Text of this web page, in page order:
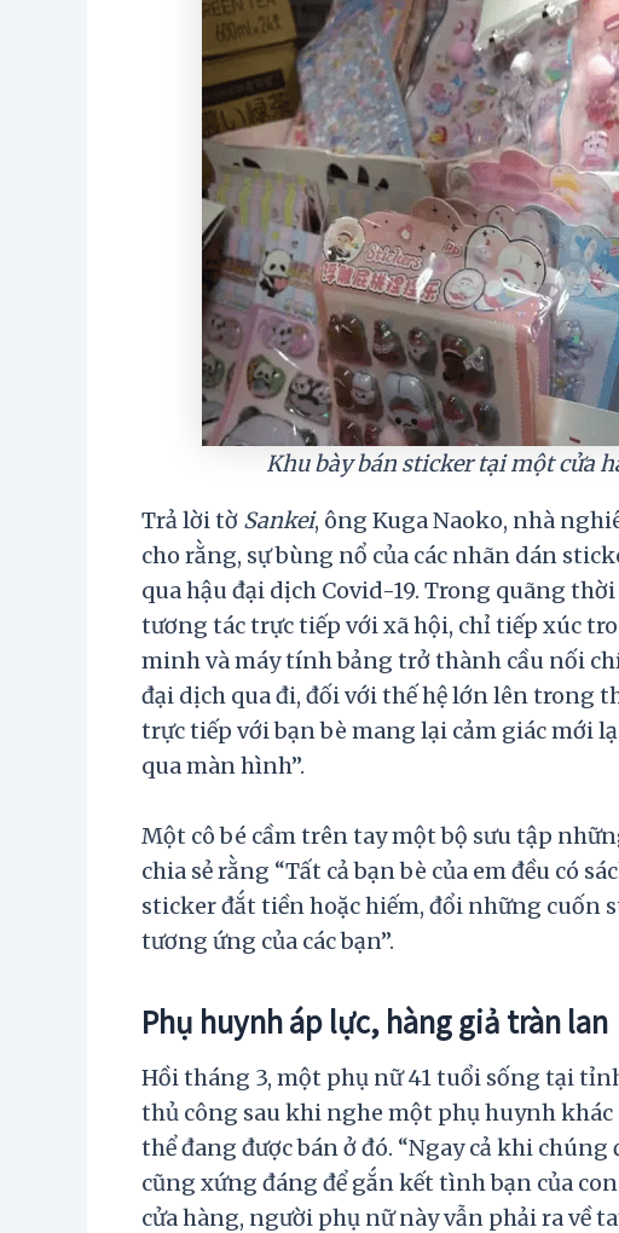
Khu bày bán sticker tại một cửa
Trả lời tờ Sankei, ông Kuga Naoko, nhà
cho rằng, sự bùng nổ của các nhãn dán
qua hậu đại dịch Covid-19. Trong quãng
tương tác trực tiếp với xã hội, chỉ tiếp xúc
minh và máy tính bảng trở thành cầu nối
đại dịch qua đi, đối với thế hệ lớn lên trong
trực tiếp với bạn bè mang lại cảm giác mới
qua màn hình”.
Một cô bé cầm trên tay một bộ sưu tập
chia sẻ rằng “Tất cả bạn bè của em đều có
sticker đắt tiền hoặc hiếm, đổi những cuốn
tương ứng của các bạn”.
Phụ huynh áp lực, hàng giả tràn lan
Hồi tháng 3, một phụ nữ 41 tuổi sống tại
thủ công sau khi nghe một phụ huynh
thể đang được bán ở đó. “Ngay cả khi
cũng xứng đáng để gắn kết tình bạn của
cửa hàng, người phụ nữ này vẫn phải ra về